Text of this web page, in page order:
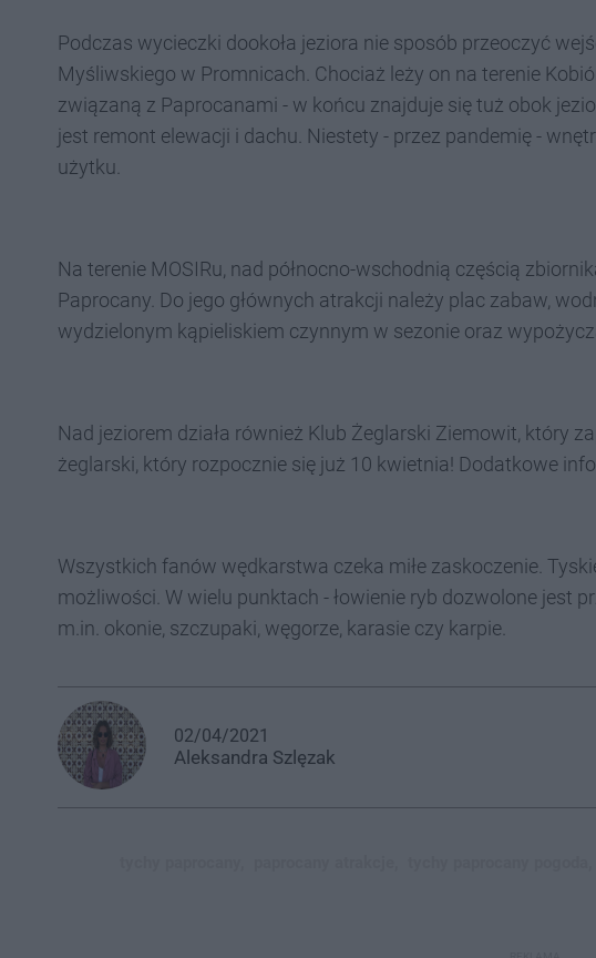
Podczas wycieczki dookoła jeziora nie sposób przeoczyć
Myśliwskiego w Promnicach. Chociaż leży on na terenie
związaną z Paprocanami - w końcu znajduje się tuż obok
jest remont elewacji i dachu. Niestety - przez pandemię -
użytku.
Na terenie MOSIRu, nad północno-wschodnią częścią
Paprocany. Do jego głównych atrakcji należy plac zabaw,
wydzielonym kąpieliskiem czynnym w sezonie oraz
Nad jeziorem działa również Klub Żeglarski Ziemowit, który
żeglarski, który rozpocznie się już 10 kwietnia! Dodatkowe
Wszystkich fanów wędkarstwa czeka miłe zaskoczenie.
możliwości. W wielu punktach - łowienie ryb dozwolone jest
m.in. okonie, szczupaki, węgorze, karasie czy karpie.
02/04/2021
Aleksandra Szlęzak